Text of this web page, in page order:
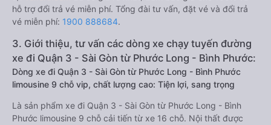
hỗ trợ đổi trả vé miễn phí. Tổng đài tư vấn, đặt vé và đổi trả
vé miễn phí: 1900 888684.
3. Giới thiệu, tư vấn các dòng xe chạy tuyến đường
xe đi Quận 3 - Sài Gòn từ Phước Long - Bình Phước:
Dòng xe đi Quận 3 - Sài Gòn từ Phước Long - Bình Phước
limousine 9 chỗ vip, chất lượng cao: Tiện lợi, sang trọng
Là sản phẩm xe đi Quận 3 - Sài Gòn từ Phước Long - Bình
Phước limousine 9 chỗ cải tiến từ xe 16 chỗ. Nội thất được